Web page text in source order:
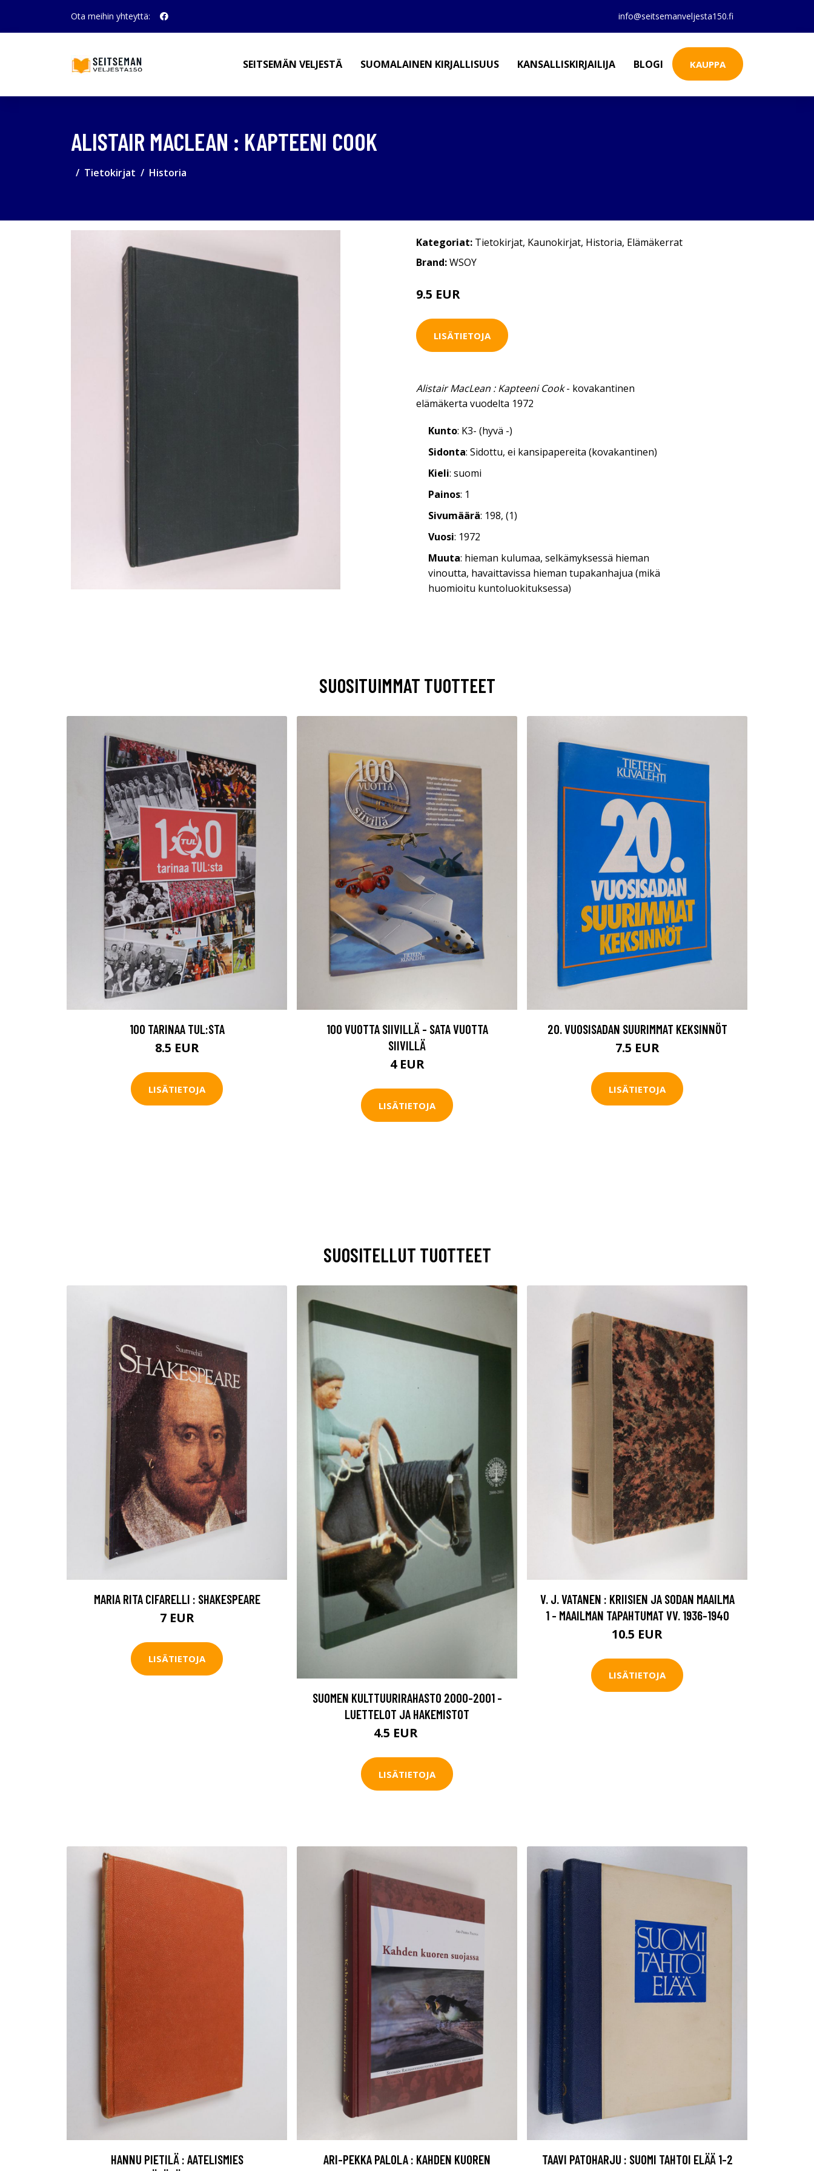
Ota meihin yhteyttä: info@seitsemanveljesta150.fi
SEITSEMÄN VELJESTÄ SUOMALAINEN KIRJALLISUUS KANSALLISKIRJAILIJA BLOGI KAUPPA
ALISTAIR MACLEAN : KAPTEENI COOK
Tietokirjat Historia
Kategoriat: Tietokirjat, Kaunokirjat, Historia, Elämäkerrat
Brand:WSOY
9.5 EUR
LISÄTIETOJA
Alistair MacLean : Kapteeni Cook- kovakantinen
elämäkerta vuodelta 1972
Kunto: K3- (hyvä -)
Sidonta: Sidottu, ei kansipapereita (kovakantinen)
Kieli: suomi
Painos: 1
Sivumäärä: 198, (1)
Vuosi: 1972
Muuta: hieman kulumaa, selkämyksessä hieman
vinoutta, havaittavissa hieman tupakanhajua (mikä
huomioitu kuntoluokituksessa)
SUOSITUIMMAT TUOTTEET
100 TARINAA TUL:STA
8.5 EUR
LISÄTIETOJA
100 VUOTTA SIIVILLÄ - SATA VUOTTA
SIIVILLÄ
4 EUR
LISÄTIETOJA
20. VUOSISADAN SUURIMMAT KEKSINNÖT
7.5 EUR
LISÄTIETOJA
SUOSITELLUT TUOTTEET
MARIA RITA CIFARELLI : SHAKESPEARE
7 EUR
LISÄTIETOJA
SUOMEN KULTTUURIRAHASTO 2000-2001 -
LUETTELOT JA HAKEMISTOT
4.5 EUR
LISÄTIETOJA
V. J. VATANEN : KRIISIEN JA SODAN MAAILMA
1 - MAAILMAN TAPAHTUMAT VV. 1936-1940
10.5 EUR
LISÄTIETOJA
HANNU PIETILÄ : AATELISMIES
ARI-PEKKA PALOLA : KAHDEN KUOREN
TAAVI PATOHARJU : SUOMI TAHTOI ELÄÄ 1-2